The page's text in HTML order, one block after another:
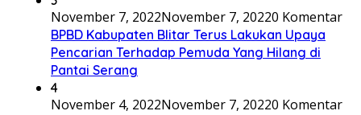
November 7, 2022November 7, 20220 Komentar
BPBD Kabupaten Blitar Terus Lakukan Upaya
Pencarian Terhadap Pemuda Yang Hilang di
Pantai Serang
4
November 4, 2022November 7, 20220 Komentar